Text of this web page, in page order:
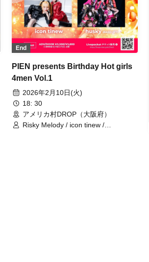
End
PIEN presents Birthday Hot girls
4men Vol.1
2026年2月10日(火)
18: 30
アメリカ村DROP（大阪府）
Risky Melody / icon tinew /